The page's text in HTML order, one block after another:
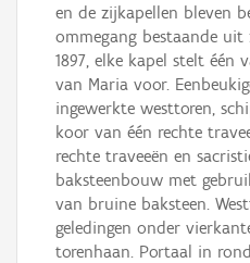
en de zijkapellen bleven
ommegang bestaande uit
1897, elke kapel stelt één
van Maria voor.
ingewerkte westtoren,
koor van één rechte
rechte traveeën en
baksteenbouw met
van bruine baksteen.
geledingen onder
torenhaan. Portaal in